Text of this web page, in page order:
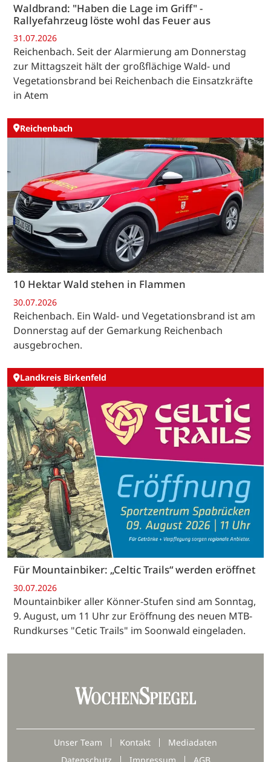
Waldbrand: "Haben die Lage im Griff" -
Rallyefahrzeug löste wohl das Feuer aus
31.07.2026
Reichenbach. Seit der Alarmierung am Donnerstag
zur Mittagszeit hält der großflächige Wald- und
Vegetationsbrand bei Reichenbach die Einsatzkräfte
in Atem
Reichenbach
10 Hektar Wald stehen in Flammen
30.07.2026
Reichenbach. Ein Wald- und Vegetationsbrand ist am
Donnerstag auf der Gemarkung Reichenbach
ausgebrochen.
Landkreis Birkenfeld
Für Mountainbiker: „Celtic Trails“ werden eröffnet
30.07.2026
Mountainbiker aller Könner-Stufen sind am Sonntag,
9. August, um 11 Uhr zur Eröffnung des neuen MTB-
Rundkurses "Cetic Trails" im Soonwald eingeladen.
Unser Team Kontakt
Mediadaten
Datenschutz
Impressum AGB